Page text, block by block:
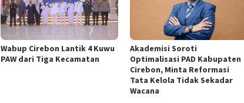
Wabup Cirebon Lantik 4 Kuwu
PAW dari Tiga Kecamatan
Akademisi Soroti
Optimalisasi PAD Kabupaten
Cirebon, Minta Reformasi
Tata Kelola Tidak Sekadar
Wacana